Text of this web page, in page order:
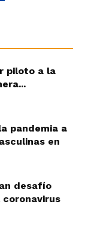
piloto a la
pandemia a
en
desafío